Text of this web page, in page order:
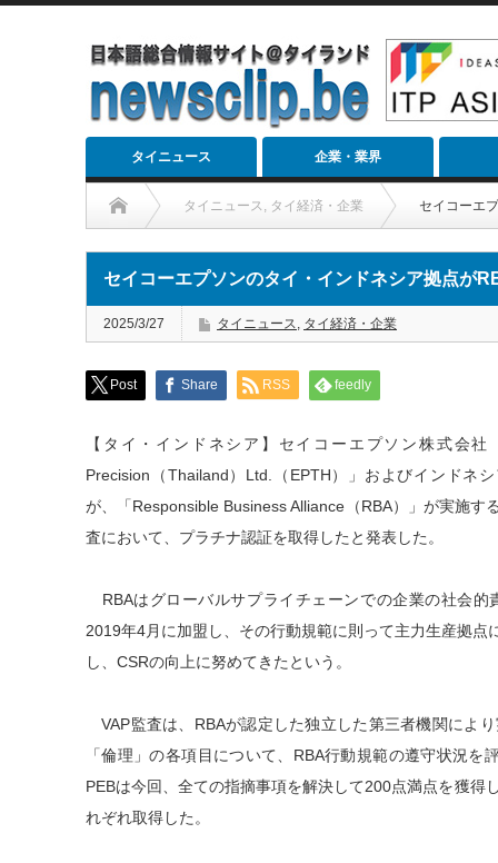
タイニュース 企業・業界
タイニュース, タイ経済・企業 セイコーエ
セイコーエプソンのタイ・インドネシア拠点が
2025/3/27 タイニュース, タイ経済・企業
Post Share RSS feedly
【タイ・インドネシア】セイコーエプソン株式会
Precision（Thailand）Ltd.（EPTH）」およびインドネ
が、「Responsible Business Alliance（RBA）」が実施す
査において、プラチナ認証を取得したと発表した。
RBAはグローバルサプライチェーンでの企業の社会的
2019年4月に加盟し、その行動規範に則って主力生産拠点
し、CSRの向上に努めてきたという。
VAP監査は、RBAが認定した独立した第三者機関によ
「倫理」の各項目について、RBA行動規範の遵守状況
PEBは今回、全ての指摘事項を解決して200点満点を獲得
れぞれ取得した。